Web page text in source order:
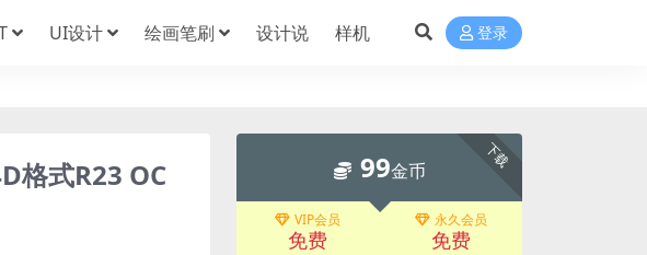
UI设计 绘画笔刷 设计说 样机 登录
格式R23 OC
下载
99金币
VIP会员
免费
永久会员
免费